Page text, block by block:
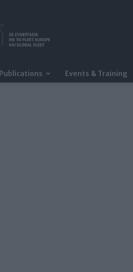
Publications Events & Training